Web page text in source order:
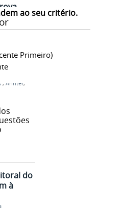
ao seu critério.
Primeiro)
do
, Arinter,
do
à